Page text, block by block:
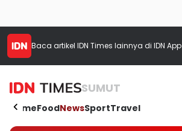
Baca artikel IDN Times lainnya di IDN App
SUMUT
HomeFoodNewsSportTravel